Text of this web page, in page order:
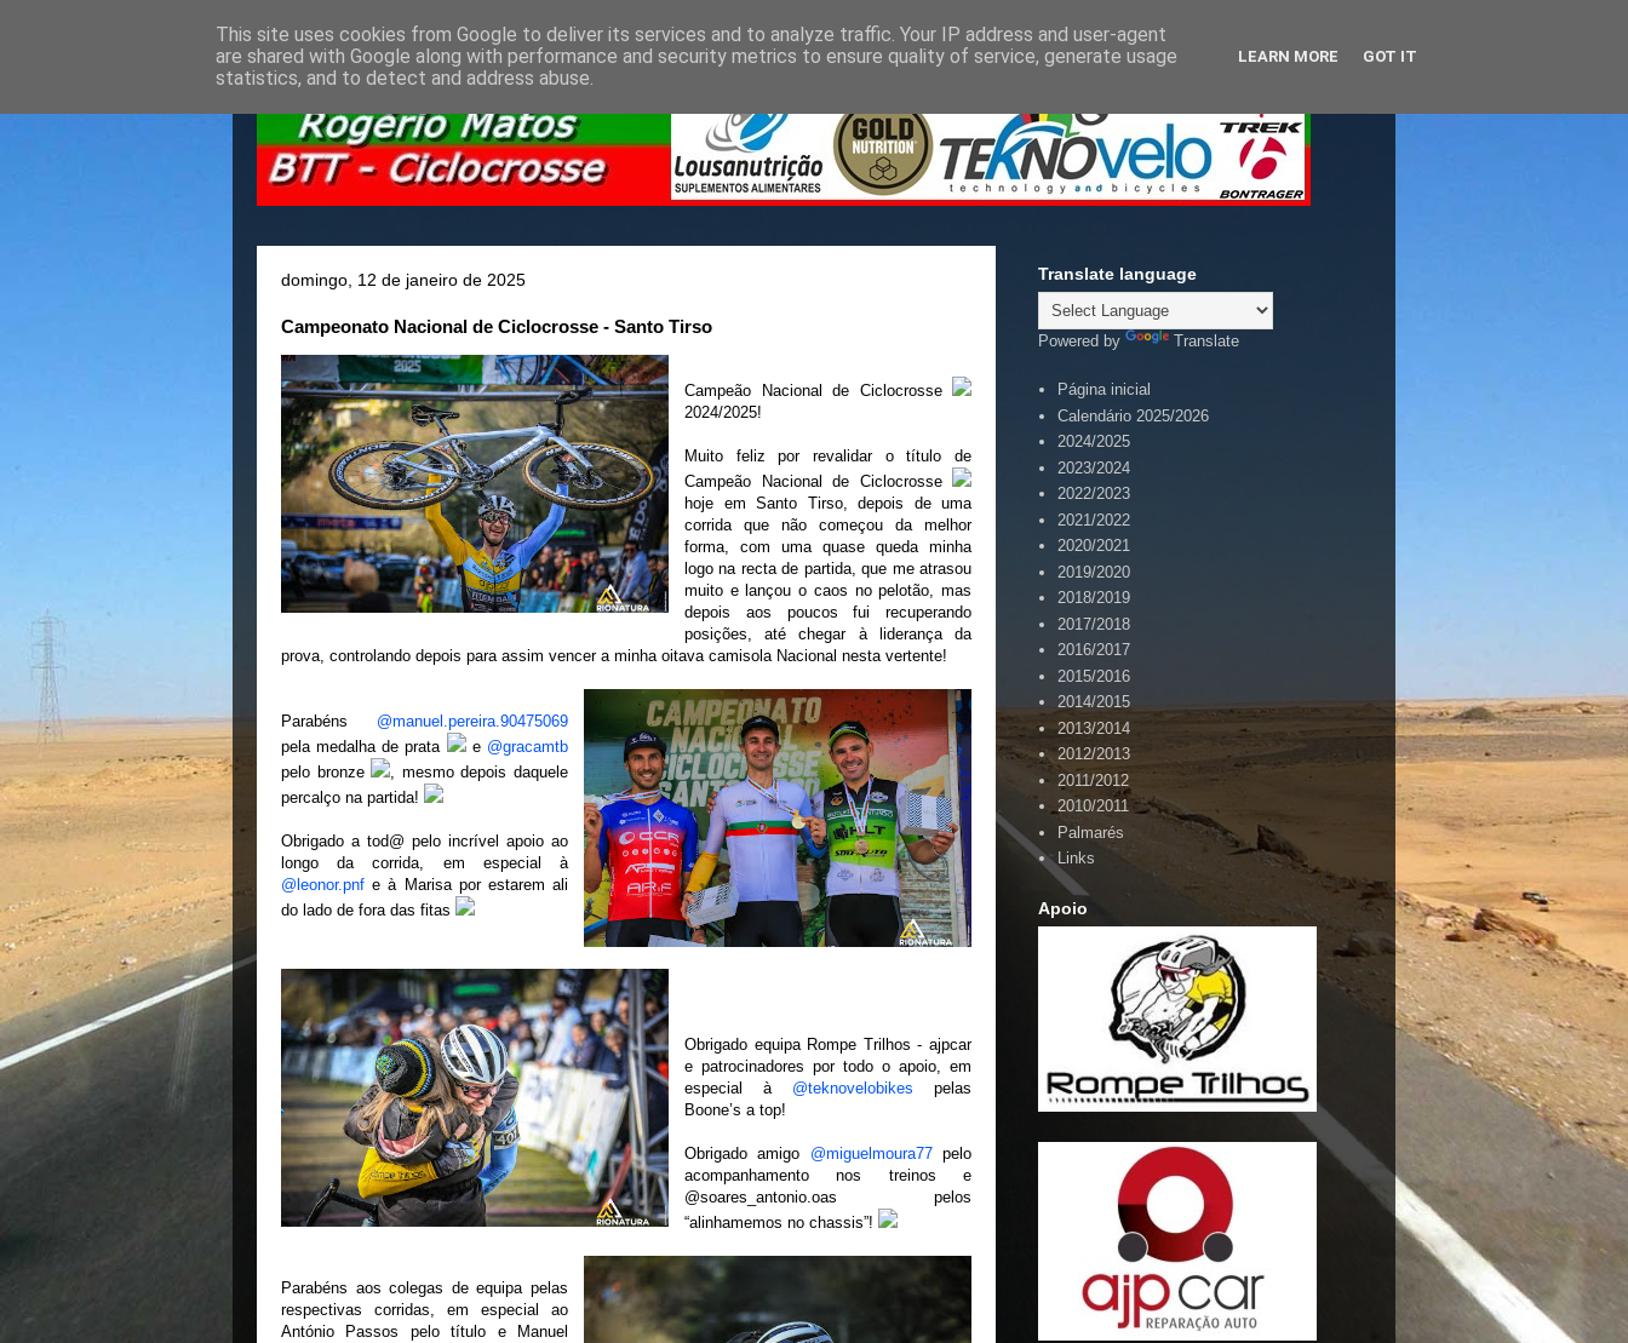
domingo, 12 de janeiro de 2025
Campeonato Nacional de Ciclocrosse - Santo Tirso
Campeão Nacional de Ciclocrosse
2024/2025!
Muito feliz por revalidar o título de
Campeão Nacional de Ciclocrosse
hoje em Santo Tirso, depois de uma
corrida que não começou da melhor
forma, com uma quase queda minha
logo na recta de partida, que me atrasou
muito e lançou o caos no pelotão, mas
depois aos poucos fui recuperando
posições, até chegar à liderança da
prova, controlando depois para assim vencer a minha oitava camisola Nacional nesta vertente!
Parabéns @manuel.pereira.90475069
pela medalha de prata
e @gracamtb
pelo bronze
, mesmo depois daquele
percalço na partida!
Obrigado a tod@ pelo incrível apoio ao
longo da corrida, em especial à
@leonor.pnf e à Marisa por estarem ali
do lado de fora das fitas
Obrigado equipa Rompe Trilhos - ajpcar
e patrocinadores por todo o apoio, em
especial à @teknovelobikes pelas
Boone’s a top!
Obrigado amigo @miguelmoura77pelo
acompanhamento nos treinos e
@soares_antonio.oas pelos
“alinhamemos no chassis”!
Parabéns aos colegas de equipa pelas
respectivas corridas, em especial ao
António Passos pelo título e Manuel
Translate language
Powered by Translate
Página inicial
Calendário 2025/2026
2024/2025
2023/2024
2022/2023
2021/2022
2020/2021
2019/2020
2018/2019
2017/2018
2016/2017
2015/2016
2014/2015
2013/2014
2012/2013
2011/2012
2010/2011
Palmarés
Links
Apoio
This site uses cookies from Google to deliver its services and to analyze traffic. Your IP address and user-agent
are shared with Google along with performance and security metrics to ensure quality of service, generate usage
statistics, and to detect and address abuse.
LEARN MORE GOT IT